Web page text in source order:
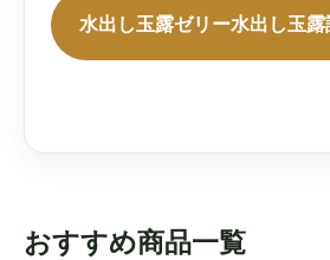
水出し玉露ゼリー水出し玉
おすすめ商品一覧